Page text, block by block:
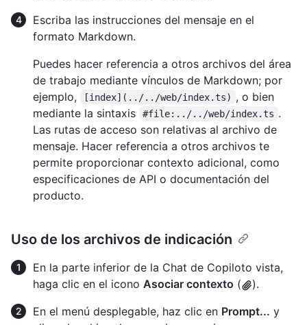
Escriba las instrucciones del mensaje en el
formato Markdown.
Puedes hacer referencia a otros archivos del área
de trabajo mediante vínculos de Markdown; por
ejemplo,
[index](../../web/index.ts) , o bien
mediante la sintaxis
#file:../../web/index.ts .
Las rutas de acceso son relativas al archivo de
mensaje. Hacer referencia a otros archivos te
permite proporcionar contexto adicional, como
especificaciones de API o documentación del
producto.
Uso de los archivos de indicación
En la parte inferior de la Chat de Copiloto vista,
haga clic en el icono Asociar contexto (
).
En el menú desplegable, haz clic en Prompt... y